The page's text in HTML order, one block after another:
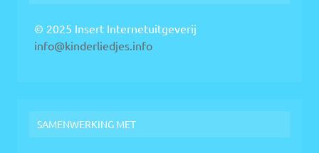
© 2025 Insert Internetuitgeverij
info@kinderliedjes.info
SAMENWERKING MET